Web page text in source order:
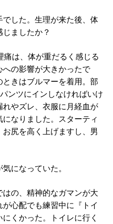
した。生理が来た後、体
ましたか？
痛は、体が重だるく感じる
の影響が大きかったで
きはブルマーを着用。部
ンツにインしなければいけ
やズレ、衣服に月経血が
なりました。スターティ
尻を高く上げますし、男
になっていた。
はの、精神的なガマンが大
心配でも練習中に『トイ
くかった。トイレに行く